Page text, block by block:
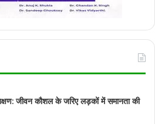
जीवन कौशल के जरिए लड़कों में समानता की